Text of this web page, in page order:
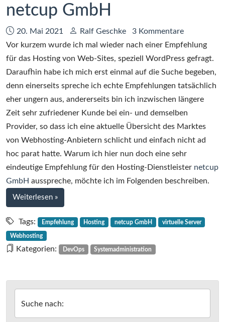
netcup GmbH
Datum:
20. Mai 2021 Autor:
Ralf Geschke
3 Kommentare
Vor kurzem wurde ich mal wieder nach einer Empfehlung
für das Hosting von Web-Sites, speziell WordPress gefragt.
Daraufhin habe ich mich erst einmal auf die Suche begeben,
denn einerseits spreche ich echte Empfehlungen tatsächlich
eher ungern aus, andererseits bin ich inzwischen längere
Zeit sehr zufriedener Kunde bei ein- und demselben
Provider, so dass ich eine aktuelle Übersicht des Marktes
von Webhosting-Anbietern schlicht und einfach nicht ad
hoc parat hatte. Warum ich hier nun doch eine sehr
eindeutige Empfehlung für den Hosting-Dienstleister netcup
GmbH ausspreche, möchte ich im Folgenden beschreiben.
Weiterlesen bei
Meine
Hosting-
netcup
»
Tags: Empfehlung Hosting netcup GmbH virtuelle Server
Webhosting
Kategorien: DevOps Systemadministration
Suche nach: